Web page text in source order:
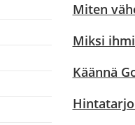
Miten
Miksi
Käännä